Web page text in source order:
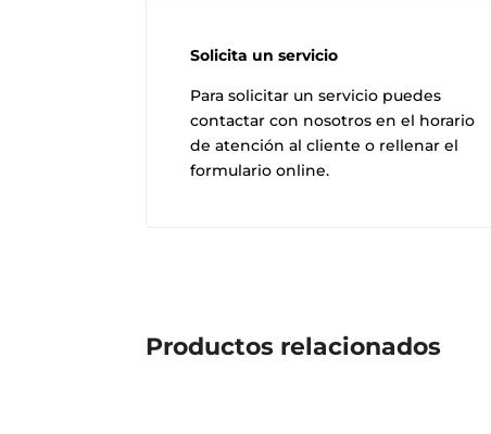
Solicita un servicio
Para solicitar un servicio puedes
contactar con nosotros en el horario
de atención al cliente o rellenar el
formulario online.
Productos relacionados